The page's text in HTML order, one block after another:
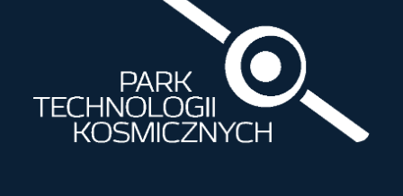
I POWIATÓW